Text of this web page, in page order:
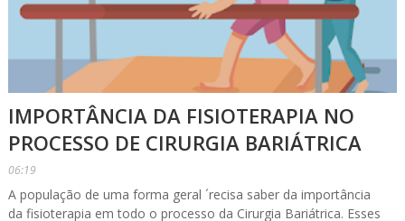
IMPORTÂNCIA DA FISIOTERAPIA NO
PROCESSO DE CIRURGIA BARIÁTRICA
06:19
A população de uma forma geral ´recisa saber da importância
da fisioterapia em todo o processo da Cirurgia Bariátrica. Esses